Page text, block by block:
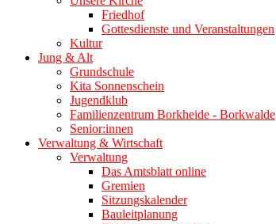
Friedhof
Gottesdienste und Veranstaltungen
Kultur
Jung & Alt
Grundschule
Kita Sonnenschein
Jugendklub
Familienzentrum Borkheide - Borkwalde
Senior:innen
Verwaltung & Wirtschaft
Verwaltung
Das Amtsblatt online
Gremien
Sitzungskalender
Bauleitplanung